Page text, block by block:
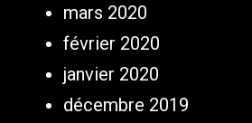
mars 2020
février 2020
janvier 2020
décembre 2019